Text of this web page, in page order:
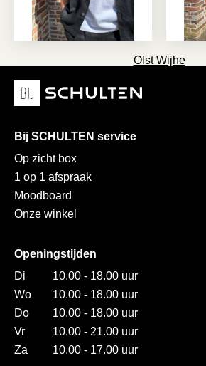
Olst Wijhe
Bij SCHULTEN service
Op zicht box
1 op 1 afspraak
Moodboard
Onze winkel
Openingstijden
Di
10.00 - 18.00 uur
Wo
10.00 - 18.00 uur
Do
10.00 - 18.00 uur
Vr
10.00 - 21.00 uur
Za
10.00 - 17.00 uur